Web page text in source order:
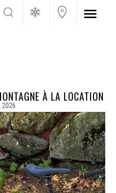
À LA LOCATION
2026